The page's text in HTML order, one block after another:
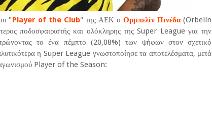
"Player of the Club" της ΑΕΚ οΟρμπελίν Πινέδα(Orbelín
ποδοσφαιριστής και ολόκληρης της Super League για την
το ένα πέμπτο (20,08%) των ψήφων στον σχετικό
η Super League γνωστοποίησε τα αποτελέσματα, μετά
Player of the Season: